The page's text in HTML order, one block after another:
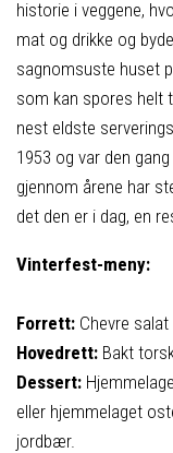
historie i veggene,
mat og drikke og
sagnomsuste huset
som kan spores helt
nest eldste
1953 og var den
gjennom årene har
det den er i dag, en
Vinterfest-meny:
Forrett: Chevre
Hovedrett: Bakt
Dessert:
eller hjemmelaget
jordbær.